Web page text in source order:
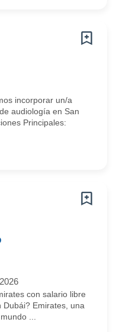
incorporar un/a
audiología en San
Principales:
con salario libre
Emirates, una
...